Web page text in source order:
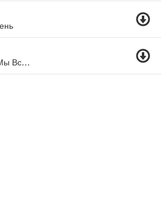
А Зима Не Лето( Мы Все Живем Под Богом. Не Забывайте! )